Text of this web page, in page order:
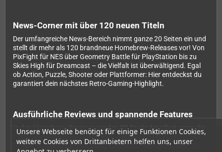
Unsere Webseite benötigt für einige Funktionen Cookies,
weitere Cookies von Drittanbietern helfen uns, unser
News-Corner mit über 120 neuen Titeln
Der umfangreiche News-Bereich nimmt ganze 20 Seiten ein und
stellt dir mehr als 120 brandneue Homebrew-Releases vor! Von
PixFight für NES über Geometry Battle für PlayStation bis zu
Skies High für Dreamcast – die Vielfalt ist überwältigend. Egal
ob Action, Puzzle, Shooter oder Plattformer: Hier entdeckst du
garantiert dein nächstes Retro-Gaming-Highlight.
Ausführliche Reviews und spannende Features
In den Homebrew-Reviews werden 28 Spiele detailliert unter die
Lupe genommen, darunter Perlen wie Doom64 für Dreamcast,
Double Dragon II für SNES und Return to Anctrayl für NES. Die